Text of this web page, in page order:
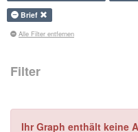
Brief
Alle Filter entfernen
Filter
Ihr Graph enthält keine